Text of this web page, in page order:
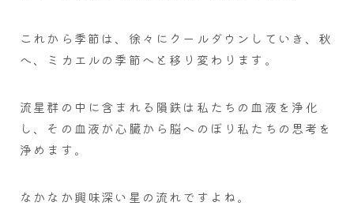
これから季節は、徐々にクールダウンしていき、秋
へ、ミカエルの季節へと移り変わります。
流星群の中に含まれる隕鉄は私たちの血液を浄化
し、その血液が心臓から脳へのぼり私たちの思考を
浄めます。
なかなか興味深い星の流れですよね。